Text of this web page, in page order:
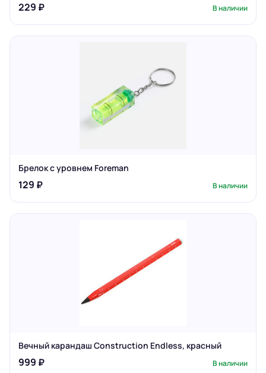
229 ₽ В наличии
Брелок с уровнем Foreman
129 ₽ В наличии
Вечный карандаш Construction Endless, красный
999 ₽ В наличии